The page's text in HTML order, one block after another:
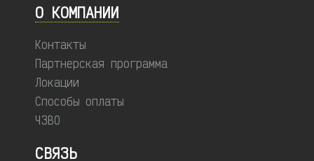
О КОМПАНИИ
Контакты
Партнерская программа
Локации
Способы оплаты
ЧЗВО
СВЯЗЬ